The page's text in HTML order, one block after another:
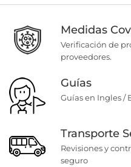
Medidas
Verificación de
proveedores.
Guías
Guías en Ingles /
Transporte
Revisiones y
seguro